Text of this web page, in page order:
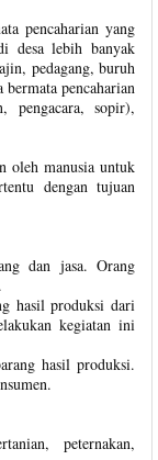
pencaharian yang
desa lebih banyak
pedagang, buruh
pencaharian
pengacara, sopir),
oleh manusia untuk
dengan tujuan
dan jasa. Orang
hasil produksi dari
kegiatan ini
hasil produksi.
peternakan,